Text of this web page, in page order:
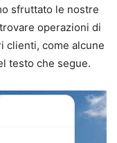
sfruttato le nostre
operazioni di
clienti, come alcune
testo che segue.